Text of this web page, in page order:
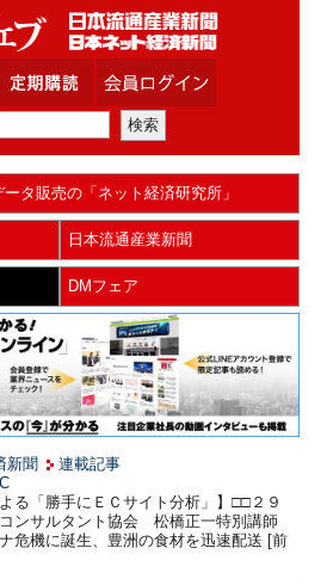
ータ販売の「ネット経済研究所」
日本流通産業新聞
DMフェア
新聞
連載記事
る「勝手にＥＣサイト分析」】□□２９
ンサルタント協会 松橋正一特別講師
危機に誕生、豊洲の食材を迅速配送 [前